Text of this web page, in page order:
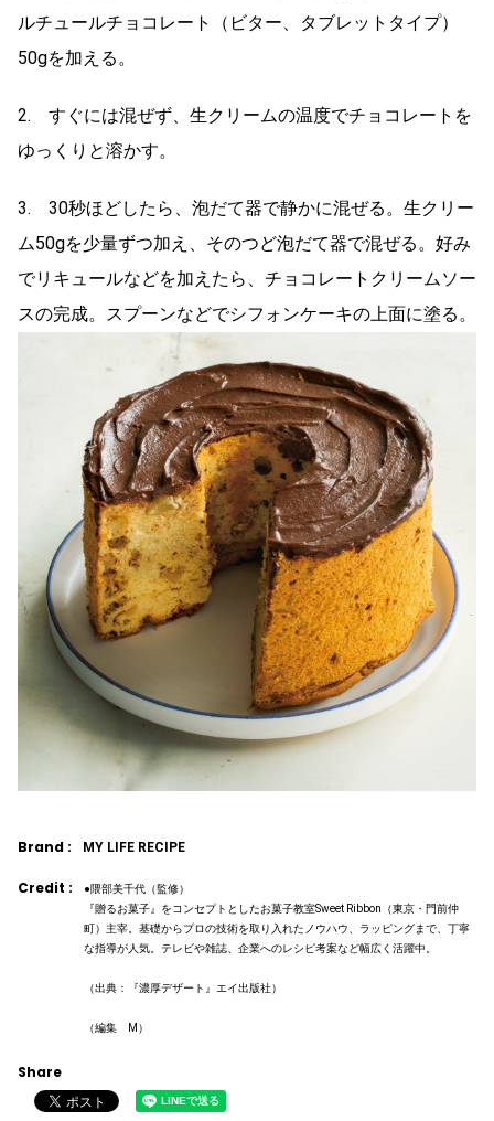
ルチュールチョコレート（ビター、タブレットタイプ）
50gを加える。
2. すぐには混ぜず、生クリームの温度でチョコレートを
ゆっくりと溶かす。
3. 30秒ほどしたら、泡だて器で静かに混ぜる。生クリー
ム50gを少量ずつ加え、そのつど泡だて器で混ぜる。好み
でリキュールなどを加えたら、チョコレートクリームソー
スの完成。スプーンなどでシフォンケーキの上面に塗る。
Brand : MY LIFE RECIPE
Credit :
●隈部美千代（監修）
『贈るお菓子』をコンセプトとしたお菓子教室Sweet Ribbon（東京・門前仲
町）主宰。基礎からプロの技術を取り入れたノウハウ、ラッピングまで、丁寧
な指導が人気。テレビや雑誌、企業へのレシピ考案など幅広く活躍中。
（出典：『濃厚デザート』エイ出版社）
（編集 M）
Share